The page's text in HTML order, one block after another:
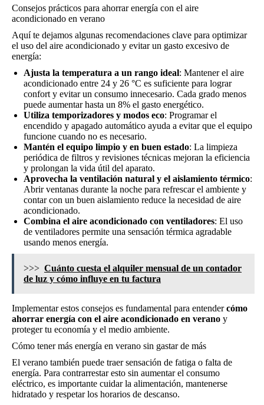
Consejos prácticos para ahorrar energía con el aire
acondicionado en verano
Aquí te dejamos algunas recomendaciones clave para optimizar
el uso del aire acondicionado y evitar un gasto excesivo de
energía:
Ajusta la temperatura a un rango ideal: Mantener el aire
acondicionado entre 24 y 26 °C es suficiente para lograr
confort y evitar un consumo innecesario. Cada grado menos
puede aumentar hasta un 8% el gasto energético.
Utiliza temporizadores y modos eco: Programar el
encendido y apagado automático ayuda a evitar que el equipo
funcione cuando no es necesario.
Mantén el equipo limpio y en buen estado: La limpieza
periódica de filtros y revisiones técnicas mejoran la eficiencia
y prolongan la vida útil del aparato.
Aprovecha la ventilación natural y el aislamiento térmico:
Abrir ventanas durante la noche para refrescar el ambiente y
contar con un buen aislamiento reduce la necesidad de aire
acondicionado.
Combina el aire acondicionado con ventiladores: El uso
de ventiladores permite una sensación térmica agradable
usando menos energía.
>>> Cuánto cuesta el alquiler mensual de un contador
de luz y cómo influye en tu factura
Implementar estos consejos es fundamental para entendercómo
ahorrar energía con el aire acondicionado en verano y
proteger tu economía y el medio ambiente.
Cómo tener más energía en verano sin gastar de más
El verano también puede traer sensación de fatiga o falta de
energía. Para contrarrestar esto sin aumentar el consumo
eléctrico, es importante cuidar la alimentación, mantenerse
hidratado y respetar los horarios de descanso.